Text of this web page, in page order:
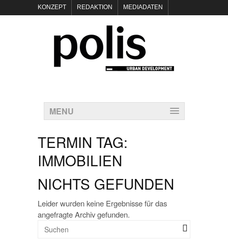
KONZEPT REDAKTION MEDIADATEN
POLIS KEYNOTES
KONTAKT DATENSCHUTZ IMPRESSUM
MENU
TERMIN TAG:
IMMOBILIEN
NICHTS GEFUNDEN
Leider wurden keine Ergebnisse für das
angefragte Archiv gefunden.